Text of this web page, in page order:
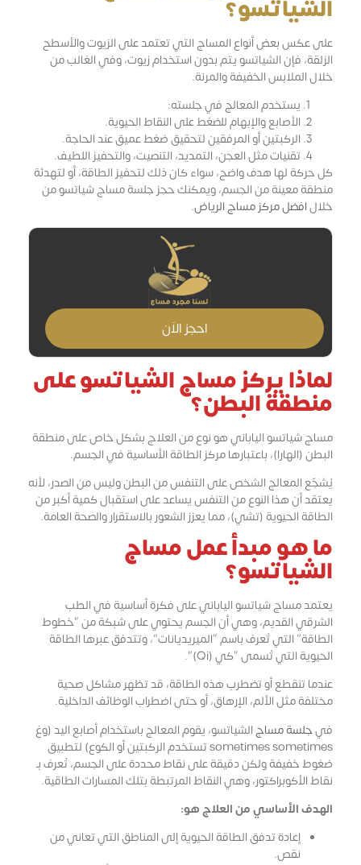
الشياتسو؟
على عكس بعض أنواع المساج التي تعتمد على الزيوت والأسطح
الزلقة، فإن الشياتسو يتم بدون استخدام زيوت، وفي الغالب من
خلال الملابس الخفيفة والمرنة.
يستخدم المعالج في جلسته:
الأصابع والإبهام للضغط على النقاط الحيوية.
الركبتين أو المرفقين لتحقيق ضغط عميق عند الحاجة.
تقنيات مثل العجن، التمديد، التنصيت، والتحفيز اللطيف.
كل حركة لها هدف واضح، سواء كان ذلك لتحفيز الطاقة، أو لتهدئة
منطقة معينة من الجسم، ويمكنك حجز جلسة مساج شياتسو من
خلال افضل مركز مساج الرياض.
احجز الاَن
لماذا يركز مساج الشياتسو على
منطقة البطن؟
مساج شياتسو الياباني هو نوع من العلاج بشكل خاص على منطقة
البطن (الهارا)، باعتبارها مركز الطاقة الأساسية في الجسم.
يُشجّع المعالج الشخص على التنفس من البطن وليس من الصدر، لأنه
يعتقد أن هذا النوع من التنفس يساعد على استقبال كمية أكبر من
الطاقة الحيوية (تشي)، مما يعزز الشعور بالاستقرار والصحة العامة.
ما هو مبدأ عمل مساج
الشياتسو؟
يعتمد مساج شياتسو الياباني على فكرة أساسية في الطب
الشرقي القديم، وهي أن الجسم يحتوي على شبكة من “خطوط
الطاقة” التي تُعرف باسم “الميريديانات”، وتتدفق عبرها الطاقة
الحيوية التي تُسمى “كي (Qi)”.
عندما تنقطع أو تضطرب هذه الطاقة، قد تظهر مشاكل صحية
مختلفة مثل الألم، الإرهاق، أو حتى اضطراب الوظائف الداخلية.
فيجلسة مساجالشياتسو، يقوم المعالج باستخدام أصابع اليد (وغ
sometimes sometimes تستخدم الركبتين أو الكوع) لتطبيق
ضغوط خفيفة ولكن دقيقة على نقاط محددة على الجسم، تُعرف بـ
نقاط الأكوبراكتور، وهي النقاط المرتبطة بتلك المسارات الطاقية.
الهدف الأساسي من العلاج هو:
إعادة تدفق الطاقة الحيوية إلى المناطق التي تعاني من
نقص.